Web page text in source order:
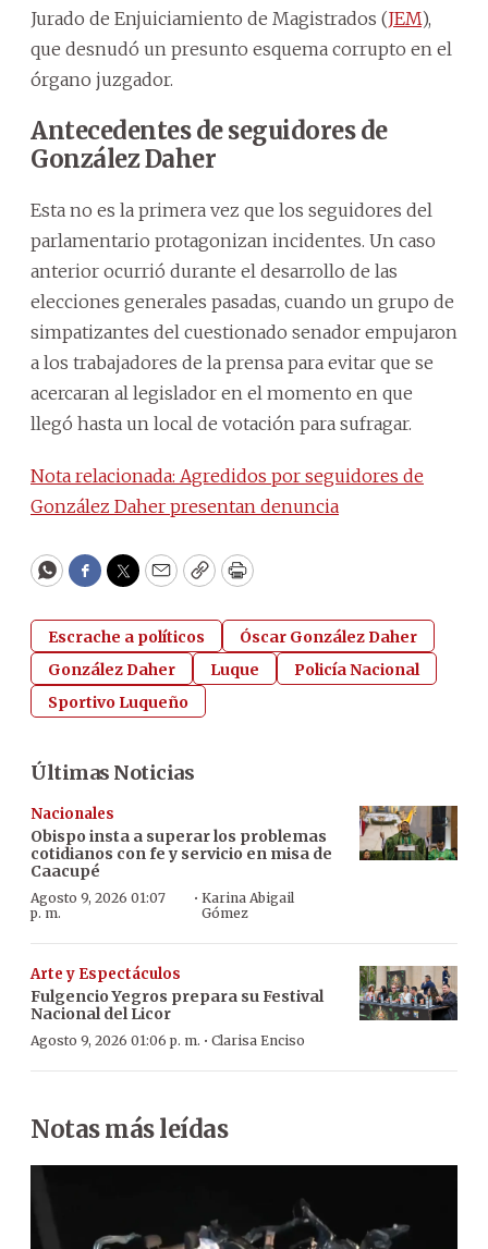
Jurado de Enjuiciamiento de Magistrados (JEM),
que desnudó un presunto esquema corrupto en el
órgano juzgador.
Antecedentes de seguidores de
González Daher
Esta no es la primera vez que los seguidores del
parlamentario protagonizan incidentes. Un caso
anterior ocurrió durante el desarrollo de las
elecciones generales pasadas, cuando un grupo de
simpatizantes del cuestionado senador empujaron
a los trabajadores de la prensa para evitar que se
acercaran al legislador en el momento en que
llegó hasta un local de votación para sufragar.
Nota relacionada: Agredidos por seguidores de
González Daher presentan denuncia
WhatsApp
Facebook
Twitter
EmailCopyPrint
Escrache a políticos
Óscar González Daher
González Daher
Luque
Policía Nacional
Sportivo Luqueño
Últimas Noticias
Nacionales
Obispo insta a superar los problemas
cotidianos con fe y servicio en misa de
Caacupé
Agosto 9, 2026 01:07
p. m.
·Karina Abigail
Gómez
Arte y Espectáculos
Fulgencio Yegros prepara su Festival
Nacional del Licor
Agosto 9, 2026 01:06 p. m. · Clarisa Enciso
Notas más leídas